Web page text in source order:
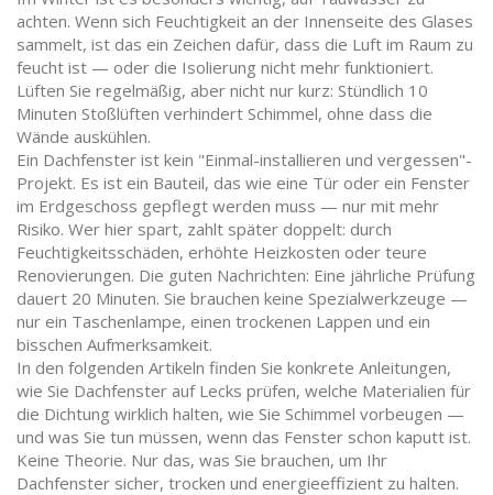
achten. Wenn sich Feuchtigkeit an der Innenseite des Glases
sammelt, ist das ein Zeichen dafür, dass die Luft im Raum zu
feucht ist — oder die Isolierung nicht mehr funktioniert.
Lüften Sie regelmäßig, aber nicht nur kurz: Stündlich 10
Minuten Stoßlüften verhindert Schimmel, ohne dass die
Wände auskühlen.
Ein Dachfenster ist kein "Einmal-installieren und vergessen"-
Projekt. Es ist ein Bauteil, das wie eine Tür oder ein Fenster
im Erdgeschoss gepflegt werden muss — nur mit mehr
Risiko. Wer hier spart, zahlt später doppelt: durch
Feuchtigkeitsschäden, erhöhte Heizkosten oder teure
Renovierungen. Die guten Nachrichten: Eine jährliche Prüfung
dauert 20 Minuten. Sie brauchen keine Spezialwerkzeuge —
nur ein Taschenlampe, einen trockenen Lappen und ein
bisschen Aufmerksamkeit.
In den folgenden Artikeln finden Sie konkrete Anleitungen,
wie Sie Dachfenster auf Lecks prüfen, welche Materialien für
die Dichtung wirklich halten, wie Sie Schimmel vorbeugen —
und was Sie tun müssen, wenn das Fenster schon kaputt ist.
Keine Theorie. Nur das, was Sie brauchen, um Ihr
Dachfenster sicher, trocken und energieeffizient zu halten.